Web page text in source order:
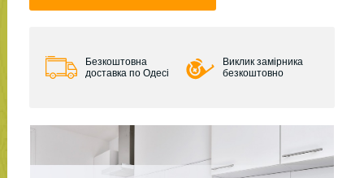
Безкоштовна
доставка по Одесі
Виклик замірника
безкоштовно